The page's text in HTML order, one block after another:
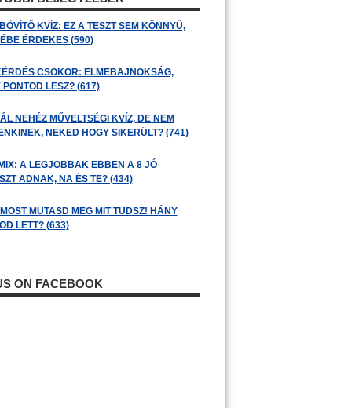
KVÍZ: EZ A TESZT SEM KÖNNYŰ,
ÉRDEKES (590)
CSOKOR: ELMEBAJNOKSÁG,
PONTOD LESZ? (617)
NEHÉZ MŰVELTSÉGI KVÍZ, DE NEM
NEKED HOGY SIKERÜLT? (741)
A LEGJOBBAK EBBEN A 8 JÓ
ADNAK, NA ÉS TE? (434)
MUTASD MEG MIT TUDSZ! HÁNY
LETT? (633)
ON FACEBOOK